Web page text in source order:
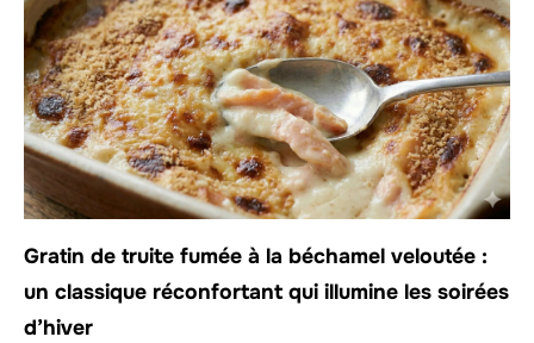
Gratin de truite fumée à la béchamel veloutée :
un classique réconfortant qui illumine les soirées
d’hiver